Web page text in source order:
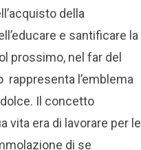
della
e santificare la
prossimo, nel far del
rappresenta l’emblema
Il concetto
vita era di lavorare per le
di se